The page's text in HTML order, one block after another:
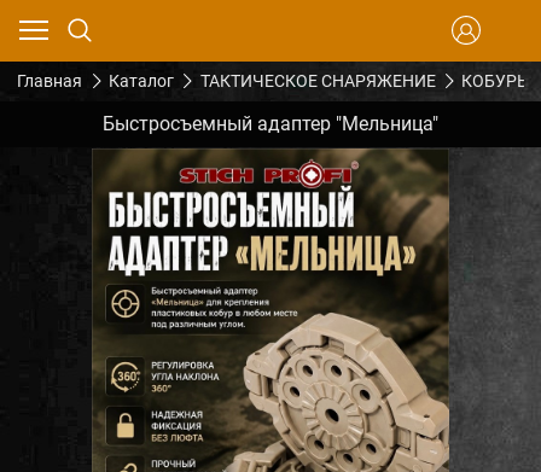
Главная Каталог ТАКТИЧЕСКОЕ СНАРЯЖЕНИЕ КОБУРЫ
Быстросъемный адаптер "Мельница"